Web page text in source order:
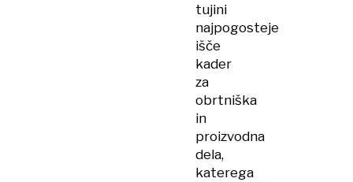
tujini
najpogosteje
išče
kader
za
obrtniška
in
proizvodna
dela,
katerega